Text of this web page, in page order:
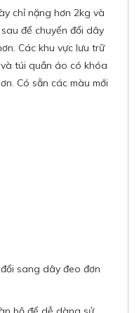
chỉ nặng hơn 2kg và
để chuyển đổi dây
Các khu vực lưu trữ
túi quần áo có khóa
Có sẵn các màu mới
sang dây đeo đơn